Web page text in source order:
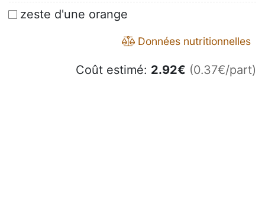
zeste d'une orange
Données nutritionnelles
Coût estimé: 2.92€ (0.37€/part)